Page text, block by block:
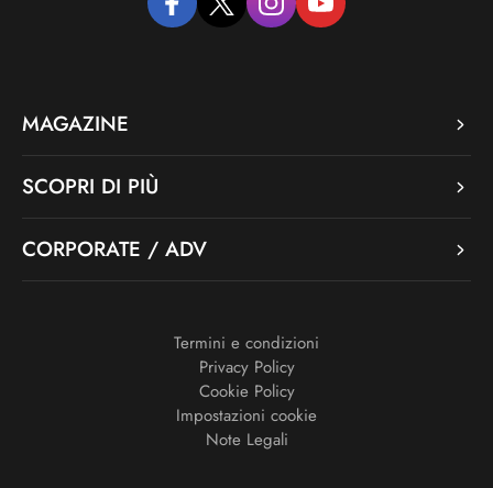
facebooktwitter instagramyoutube
MAGAZINE
SCOPRI DI PIÙ
CORPORATE / ADV
Termini e condizioni
Privacy Policy
Cookie Policy
Impostazioni cookie
Note Legali